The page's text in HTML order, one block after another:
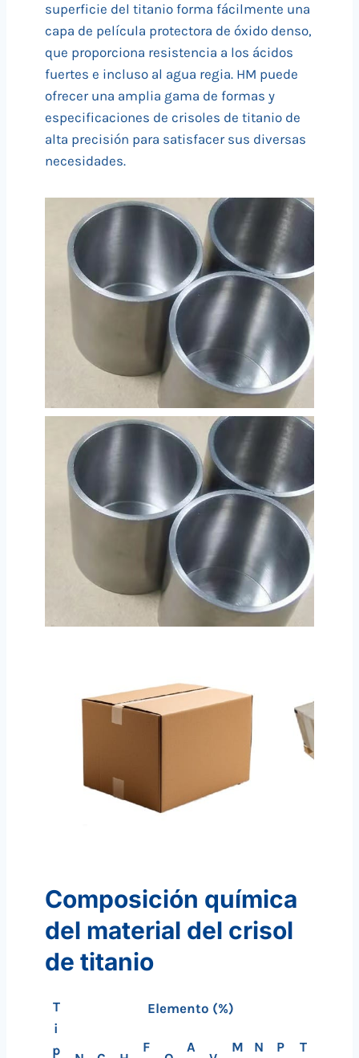
superficie del titanio forma fácilmente una
capa de película protectora de óxido denso,
que proporciona resistencia a los ácidos
fuertes e incluso al agua regia. HM puede
ofrecer una amplia gama de formas y
especificaciones de crisoles de titanio de
alta precisión para satisfacer sus diversas
necesidades.
Composición química
del material del crisol
de titanio
T
i
p
Elemento (%)
F A M N P T